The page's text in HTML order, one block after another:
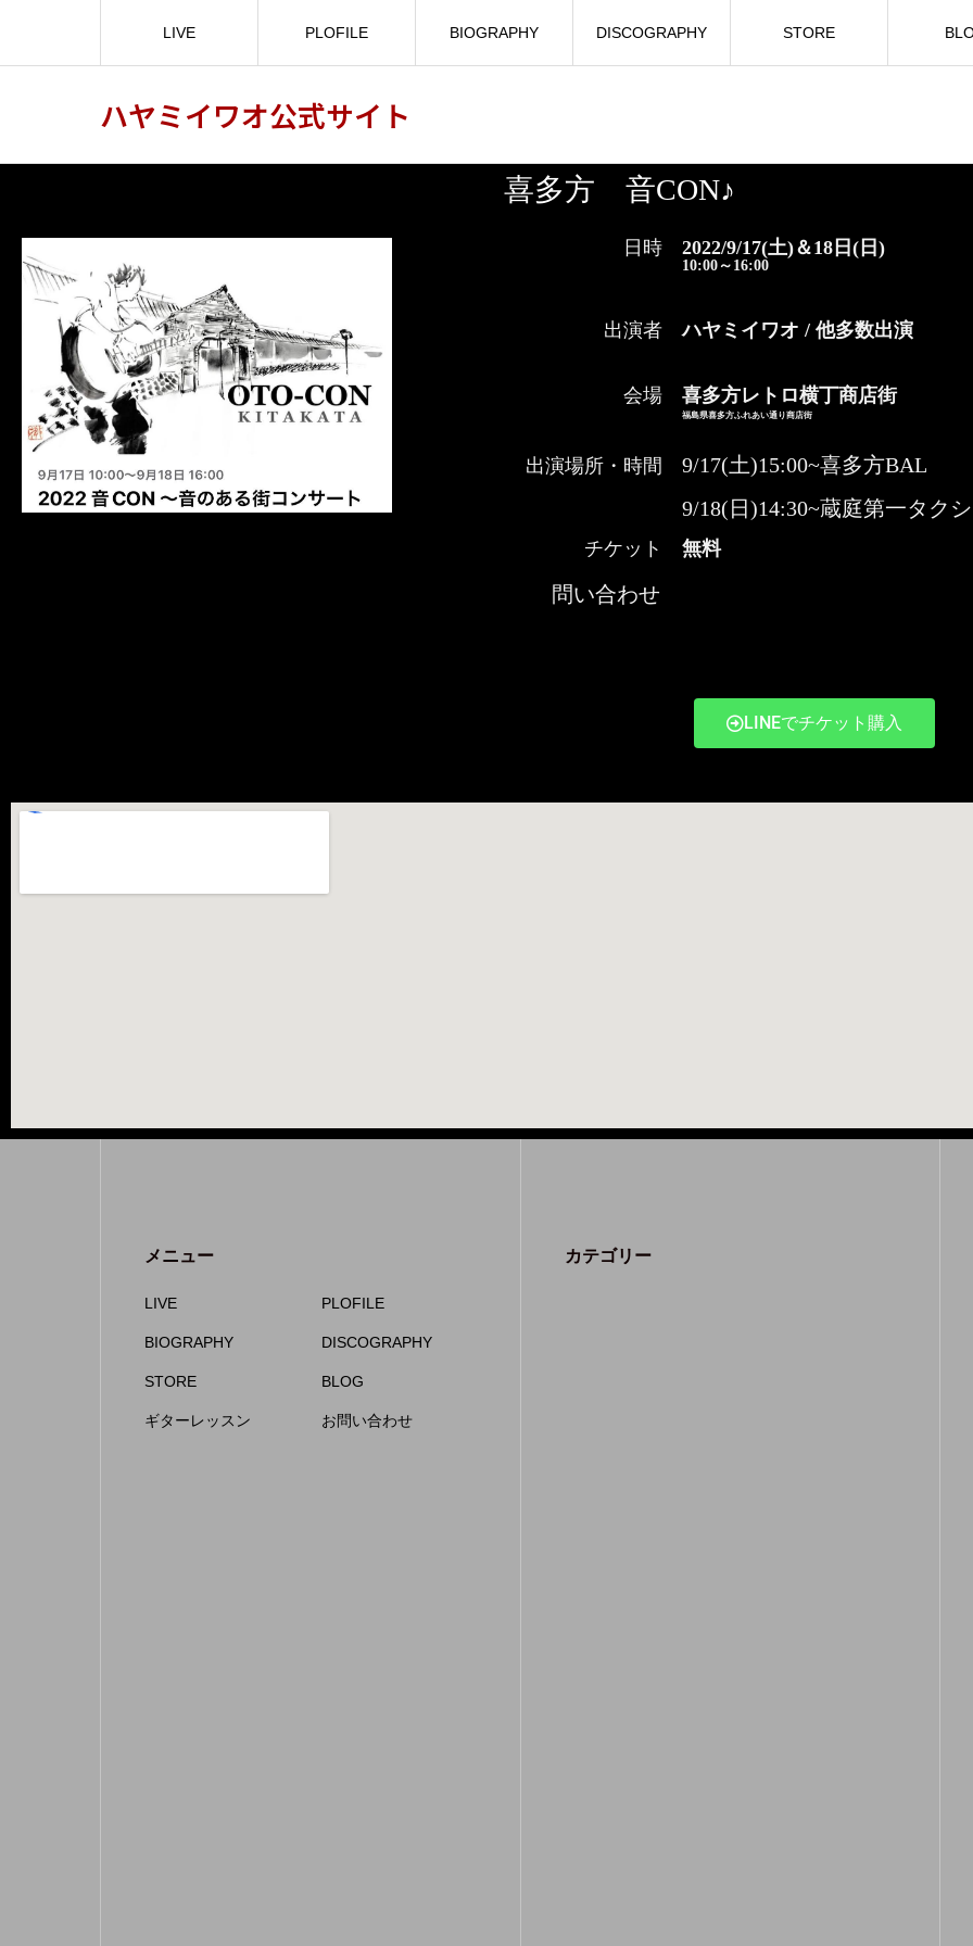
ハヤミイワオ公式サイト
LIVE PLOFILE BIOGRAPHY DISCOGRAPHY STORE
喜多方 音CON♪
日時 2022/9/17(土)＆18日(日)
10:00～16:00
出演者ハヤミイワオ / 他多数出演
会場 喜多方レトロ横丁商店街
福島県喜多方ふれあい通り商店街
出演場所・時間 9/17(土)15:00~喜多方BAL
9/18(日)14:30~蔵庭第一タク
チケット 無料
問い合わせ
LINEでチケット購入
メニュー
LIVE PLOFILE
BIOGRAPHY DISCOGRAPHY
STORE BLOG
ギターレッスン お問い合わせ
カテゴリー